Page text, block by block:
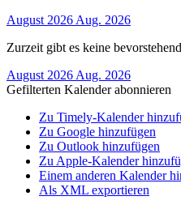
August 2026 Aug. 2026
Zurzeit gibt es keine
August 2026 Aug. 2026
Gefilterten Kalender abonnieren
Zu Timely-Kalender
Zu Google hinzufügen
Zu Outlook hinzufügen
Zu Apple-Kalender
Einem anderen Kalender
Als XML exportieren